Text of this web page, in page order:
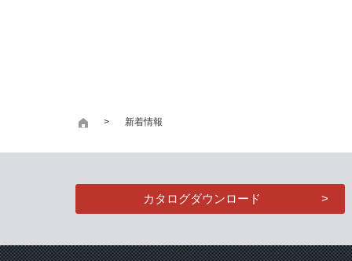
新着情報
カタログダウンロード